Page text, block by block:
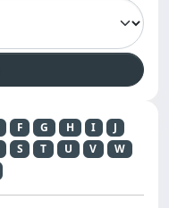
F G H I
J
S T U V
W